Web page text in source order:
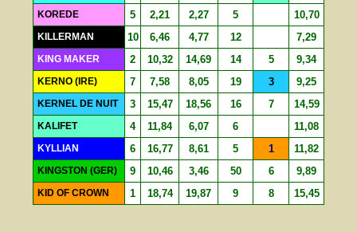
KOREDE 5 2,21 2,27 5 10,70
KILLERMAN 10 6,46 4,77 12 7,29
KING MAKER 2 10,32 14,69 14 5 9,34
KERNO (IRE) 7 7,58 8,05 19 3 9,25
KERNEL DE NUIT 3 15,47 18,56 16 7 14,59
KALIFET 4 11,84 6,07 6 11,08
KYLLIAN 6 16,77 8,61 5 1 11,82
KINGSTON (GER) 9 10,46 3,46 50 6 9,89
KID OF CROWN 1 18,74 19,87 9 8 15,45